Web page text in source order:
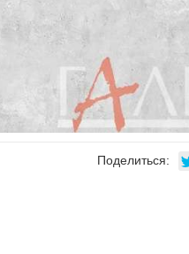
Поделиться: